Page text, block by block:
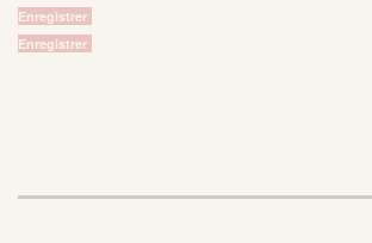
Enregistrer
Enregistrer